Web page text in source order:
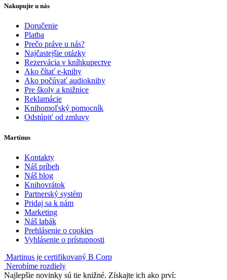
Nakupujte u nás
Doručenie
Platba
Prečo práve u nás?
Najčastejšie otázky
Rezervácia v kníhkupectve
Ako čítať e-knihy
Ako počúvať audioknihy
Pre školy a knižnice
Reklamácie
Knihomoľský pomocník
Odstúpiť od zmluvy
Martinus
Kontakty
Náš príbeh
Náš blog
Knihovrátok
Partnerský systém
Pridaj sa k nám
Marketing
Náš labák
Prehlásenie o cookies
Vyhlásenie o prístupnosti
Martinus je certifikovaný B Corp
Nerobíme rozdiely
Najlepšie novinky sú tie knižné. Získajte ich ako prví: